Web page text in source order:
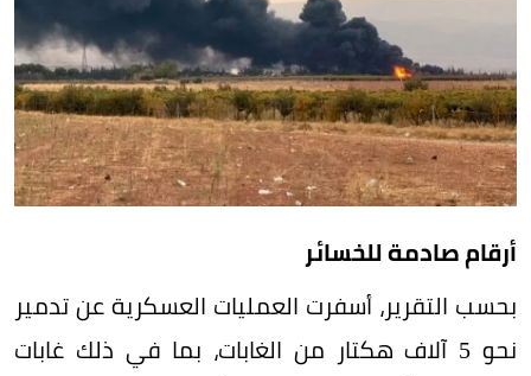
أرقام صادمة للخسائر
بحسب التقرير، أسفرت العمليات العسكرية عن تدمير
نحو 5 آلاف هكتار من الغابات، بما في ذلك غابات